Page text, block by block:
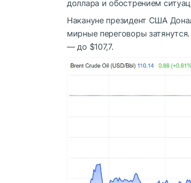
доллара и обострением
Накануне президент США
мирные переговоры
— до $107,7.